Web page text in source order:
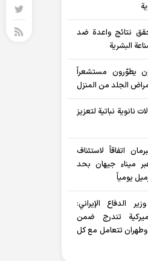
نتائج واعدة ضد
البشرية
يطوّرون مستشعراً
الجلد من المنزل
نانوية نباتية لتعزيز
اتفاقاً لاستئناف
ميناء جيهان بحد
الدفاع الإيراني:
تندرج ضمن
وطهران تتعامل مع كل